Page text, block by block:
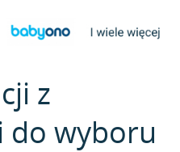
z
wyboru